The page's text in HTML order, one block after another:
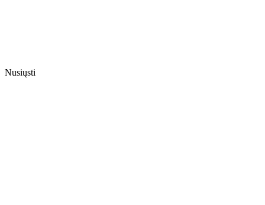
Nusiųsti